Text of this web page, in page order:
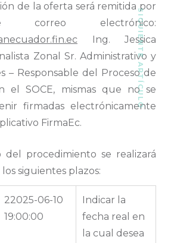
de la oferta será remitida por
correo electrónico:
Ing. Jessica
Zonal Sr. Administrativo y
– Responsable del Proceso de
el SOCE, mismas que no se
firmadas electrónicamente
FirmaEc.
del procedimiento se realizará
siguientes plazos:
22025-06-10
19:00:00
Indicar la
fecha real en
la cual desea
SIGUIENTE ARTÍCULO